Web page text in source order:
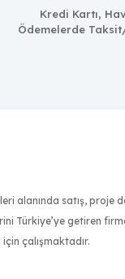
Kredi Kartı,
Ödemelerde
satış, proje
getiren
çalışmaktadır.